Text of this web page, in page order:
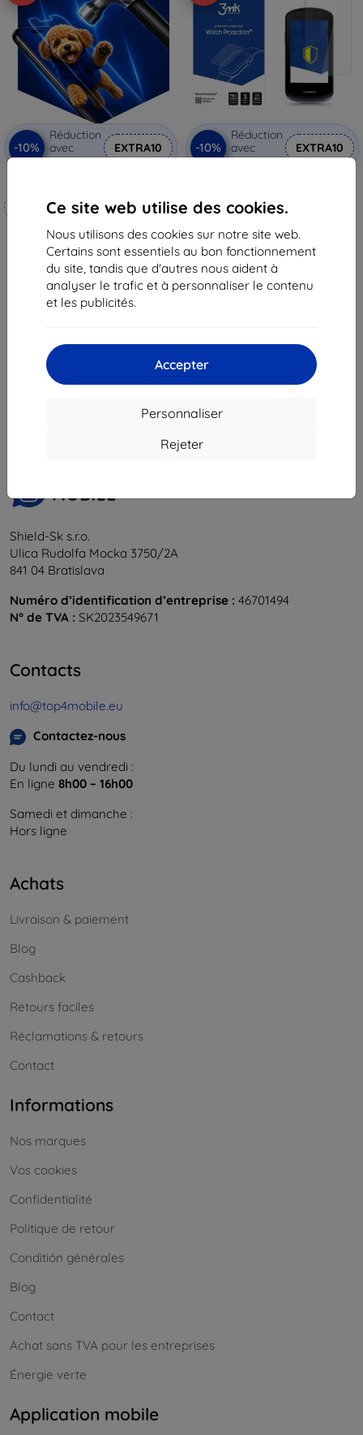
Ce site web utilise des cookies.
Nous utilisons des cookies sur notre site web.
Certains sont essentiels au bon fonctionnement
du site, tandis que d'autres nous aident à
analyser le trafic et à personnaliser le contenu
et les publicités.
Accepter
Personnaliser
Rejeter
-10%
Réduction
avec
coupon
EXTRA10
Fabriqué sur mesure
20,90 €
18,82 €
En stock 4 pièces
-10%
Réduction
avec
coupon
EXTRA10
Watch
10,72 €
En stock > 5 pièces
du total
Shield-Sk s.r.o.
Ulica Rudolfa Mocka 3750/2A
841 04 Bratislava
Numéro d’identification d’entreprise : 46701494
N° de TVA : SK2023549671
Contacts
info@top4mobile.eu
Contactez-nous
Du lundi au vendredi :
En ligne 8h00 – 16h00
Samedi et dimanche :
Hors ligne
Achats
Livraison & paiement
Blog
Cashback
Retours faciles
Réclamations & retours
Contact
Informations
Nos marques
Vos cookies
Confidentialité
Politique de retour
Conditión générales
Blog
Contact
Achat sans TVA pour les entreprises
Énergie verte
Application mobile